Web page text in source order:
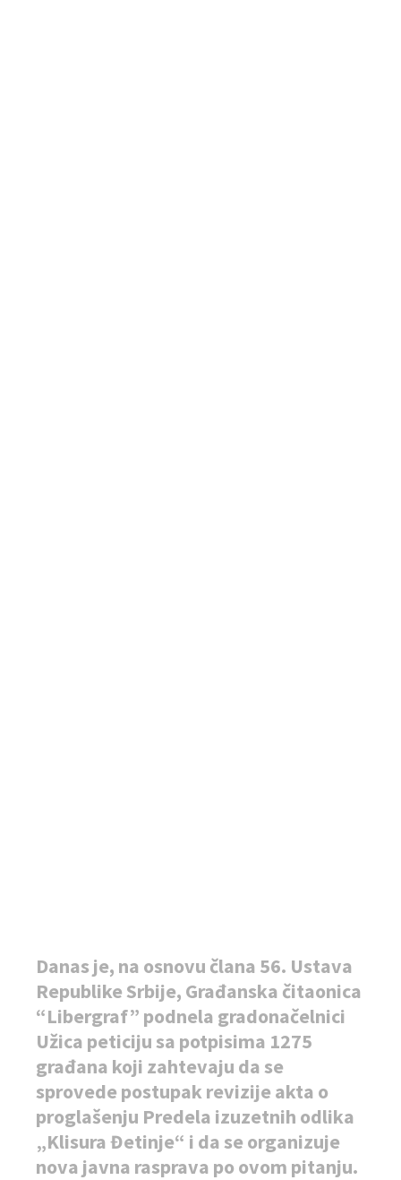
Danas je, na osnovu člana 56. Ustava
Republike Srbije, Građanska čitaonica
“Libergraf” podnela gradonačelnici
Užica peticiju sa potpisima 1275
građana koji zahtevaju da se
sprovede postupak revizije akta o
proglašenju Predela izuzetnih odlika
„Klisura Đetinje“ i da se organizuje
nova javna rasprava po ovom pitanju.